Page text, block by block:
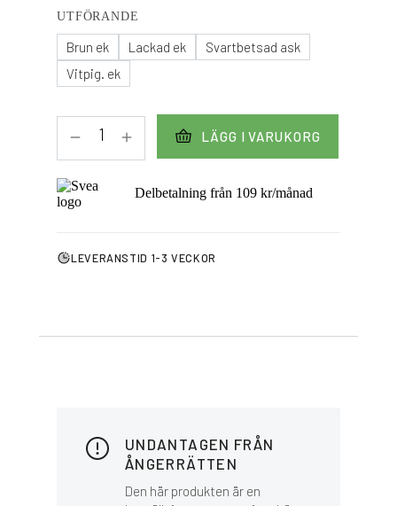
UTFÖRANDE
Brun ek Lackad ek
Svartbetsad ask
Vitpig. ek
LÄGG I VARUKORG
Delbetalning från 109 kr/månad
LEVERANSTID 1-3 VECKOR
UNDANTAGEN FRÅN
ÅNGERRÄTTEN
Den här produkten är en